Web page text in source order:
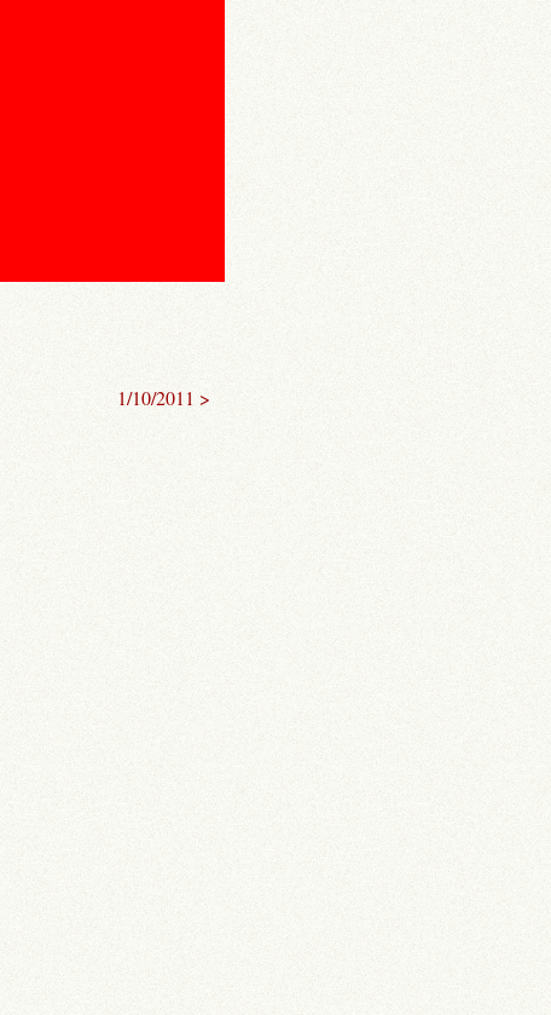
1/10/2011 >